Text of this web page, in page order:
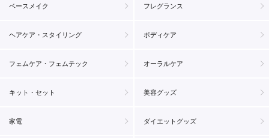
ベースメイク フレグランス
ヘアケア・スタイリング ボディケア
フェムケア・フェムテック オーラルケア
キット・セット 美容グッズ
家電 ダイエットグッズ